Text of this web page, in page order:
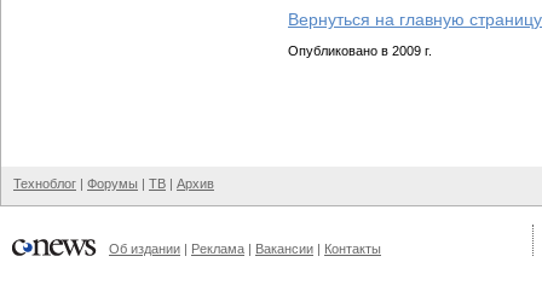
Вернуться на главную
Опубликовано в 2009 г.
Техноблог | Форумы | ТВ | Архив
Об издании | Реклама | Вакансии | Контакты